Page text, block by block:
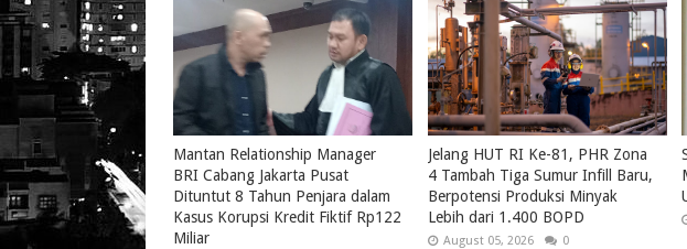
Mantan Relationship Manager
BRI Cabang Jakarta Pusat
Dituntut 8 Tahun Penjara dalam
Kasus Korupsi Kredit Fiktif Rp122
Miliar
Jelang HUT RI Ke-81, PHR Zona
4 Tambah Tiga Sumur Infill Baru,
Berpotensi Produksi Minyak
Lebih dari 1.400 BOPD
August 05, 2026 0